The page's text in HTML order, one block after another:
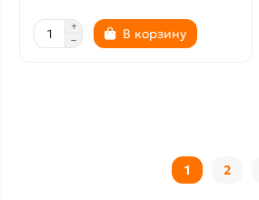
В корзину
1 2